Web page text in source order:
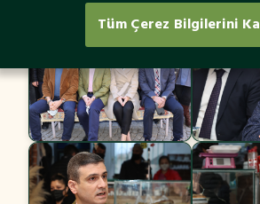
Tüm Çerez Bilgilerini